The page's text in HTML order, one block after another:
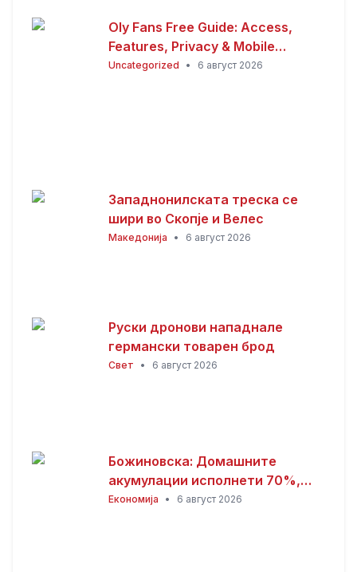
Oly Fans Free Guide: Access,
Features, Privacy & Mobile
Experience
Uncategorized • 6 август 2026
Западнонилската треска се
шири во Скопје и Велес
Македонија • 6 август 2026
Руски дронови нападнале
германски товарен брод
Свет • 6 август 2026
Божиновска: Домашните
акумулации исполнети 70%,
обезбедена стабилност на
Економија • 6 август 2026